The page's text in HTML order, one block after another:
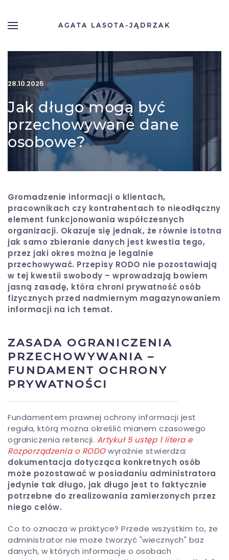
Skip to main content
AGATA LASOTA-JĄDRZAK
28.10.2025
Jak długo mogą być
przechowywane dane
osobowe?
Gromadzenie informacji o klientach,
pracownikach czy kontrahentach to nieodłączny
element funkcjonowania współczesnych
organizacji. Okazuje się jednak, że równie istotna
jak samo zbieranie danych jest kwestia tego,
przez jaki okres można je legalnie
przechowywać. Przepisy RODO nie pozostawiają
w tej kwestii swobody – wprowadzają bowiem
jasną zasadę, która chroni prywatność osób
fizycznych przed nadmiernym magazynowaniem
informacji na ich temat.
ZASADA OGRANICZENIA
PRZECHOWYWANIA –
FUNDAMENT OCHRONY
PRYWATNOŚCI
Fundamentem prawnej ochrony informacji jest
reguła, którą można określić mianem czasowego
ograniczenia retencji. Artykuł 5 ustęp 1 litera e
Rozporządzenia o RODOwyraźnie stwierdza:
dokumentacja dotycząca konkretnych osób
może pozostawać w posiadaniu administratora
jedynie tak długo, jak długo jest to faktycznie
potrzebne do zrealizowania zamierzonych przez
niego celów.
Co to oznacza w praktyce? Przede wszystkim to, że
administrator nie może tworzyć "wiecznych" baz
danych, w których informacje o osobach